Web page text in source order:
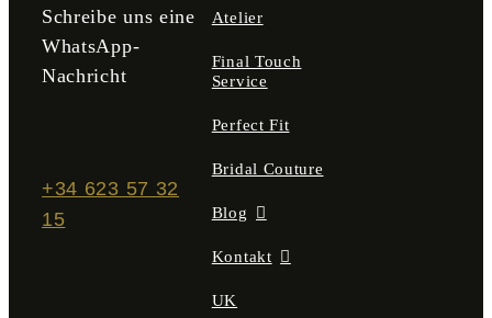
Schreibe uns eine
WhatsApp-
Nachricht
+34 623 57 32
15
Atelier
Final Touch
Service
Perfect Fit
Bridal Couture
Blog
Kontakt
UK